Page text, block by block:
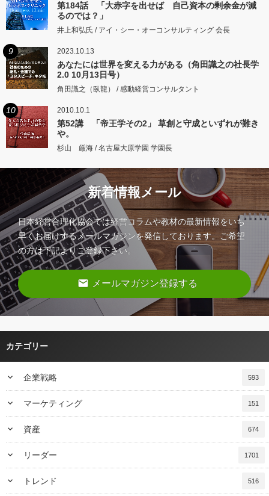
第184話 「大赤字を出せば 自己資本の剰余金が減
るのでは？」
井上和弘氏 / アイ・シー・オーコンサルティング 会長
9 2023.10.13
あなたには世界を変える力がある（角田識之の社長学
2.0 10月13日号）
角田識之（臥龍） / 感動経営コンサルタント
10 2010.10.1
第52講 「帝王学その2」 草創と守成といずれが難き
や。
杉山 厳海 / 名古屋大原学園 学園長
新着情報メール
日本経営合理化協会では経営コラムや教材の最新情報をいち
早くお届けするメールマガジンを発信しております。ご希望
の方は下記よりご登録下さい。
email メールマガジン登録する
カテゴリー
keyboard_arrow_down 企業戦略 593
keyboard_arrow_down マーケティング 151
keyboard_arrow_down 資産 674
keyboard_arrow_down リーダー 1701
keyboard_arrow_down トレンド 516